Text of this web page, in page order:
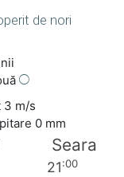
de nori
3 m/s
0 mm
Seara
21:00